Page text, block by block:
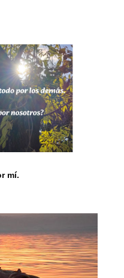
mí.